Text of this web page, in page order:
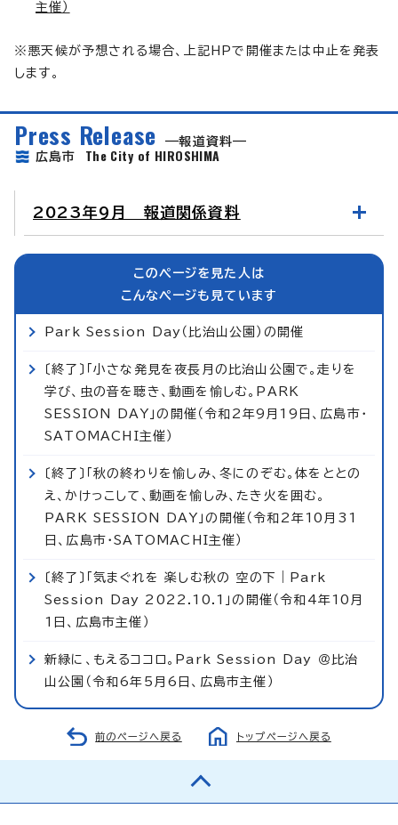
主催）
※悪天候が予想される場合、上記HPで開催または中止を発表
します。
Press Release
報道資料
広島市 The City of HIROSHIMA
2023年9月 報道関係資料
このページを見た人は
こんなページも見ています
Park Session Day（比治山公園）の開催
〔終了〕「小さな発見を夜長月の比治山公園で。走りを
学び、虫の音を聴き、動画を愉しむ。PARK
SESSION DAY」の開催（令和2年9月19日、広島市・
SATOMACHI主催）
〔終了〕「秋の終わりを愉しみ、冬にのぞむ。体をととの
え、かけっこして、動画を愉しみ、たき火を囲む。
PARK SESSION DAY」の開催（令和2年10月31
日、広島市・SATOMACHI主催）
〔終了〕「気まぐれを 楽しむ秋の 空の下｜Park
Session Day 2022.10.1」の開催（令和4年10月
1日、広島市主催）
新緑に、もえるココロ。Park Session Day ＠比治
山公園（令和6年5月6日、広島市主催）
前のページへ戻る トップページへ戻る